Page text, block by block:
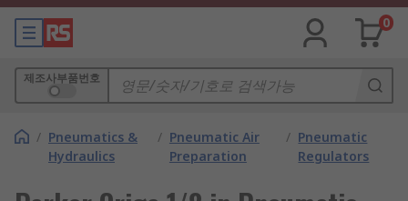
0
제조사부품번호
/ Pneumatics &
Hydraulics
/ Pneumatic Air
Preparation
/ Pneumatic
Regulators